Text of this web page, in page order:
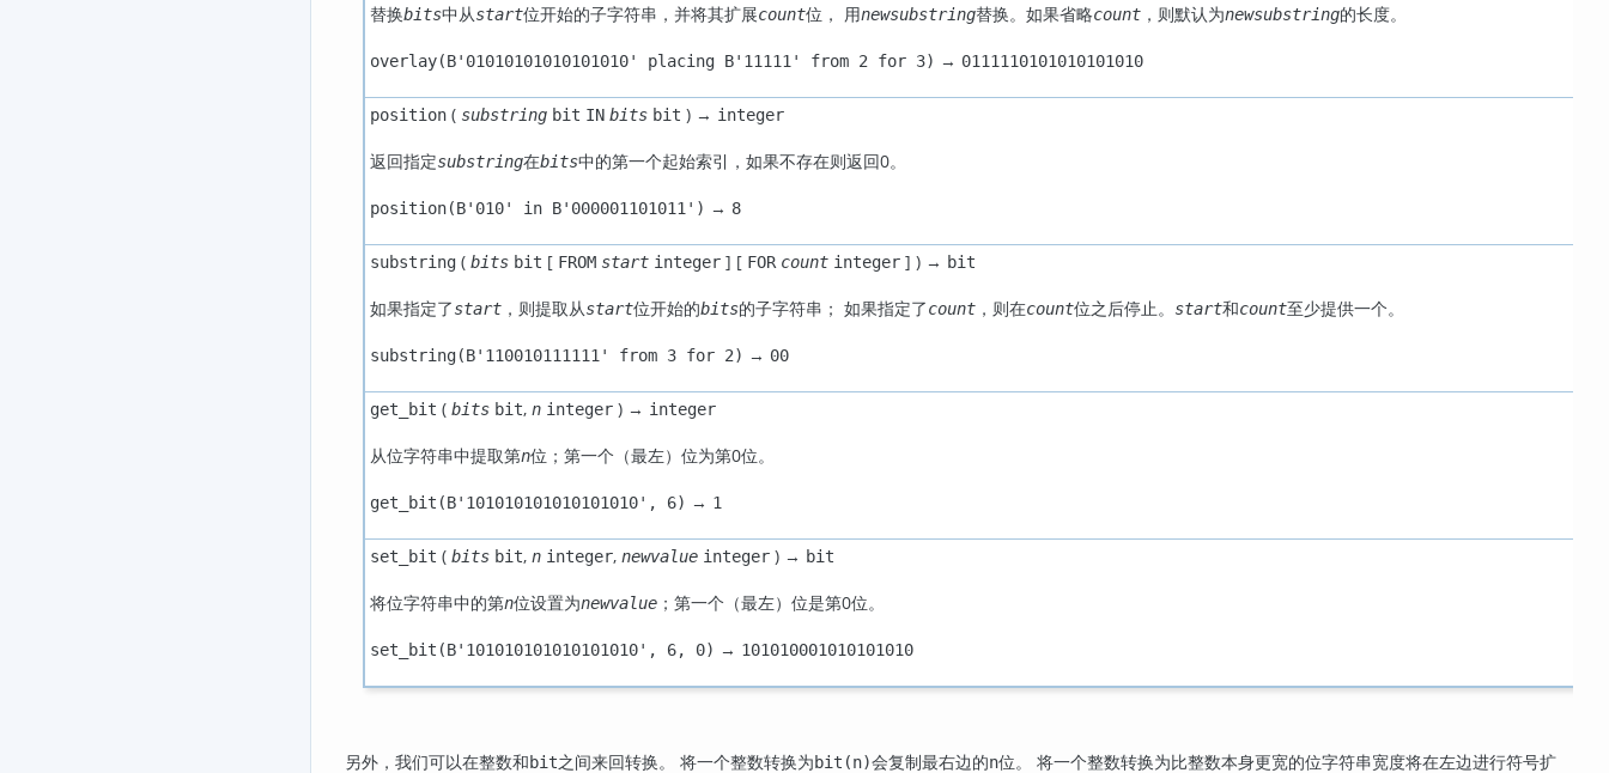
替换bits中从start位开始的子字符串，并将其扩展count位， 用newsubstring替换。如果省略count，则默认为newsubstring的长度。
overlay(B'01010101010101010' placing B'11111' from 2 for 3) → 0111110101010101010
position( substring bit IN bits bit ) → integer
返回指定substring在bits中的第一个起始索引，如果不存在则返回0。
position(B'010' in B'000001101011') → 8
substring( bits bit [ FROM start integer ] [ FOR count integer ] ) → bit
如果指定了start，则提取从start位开始的bits的子字符串； 如果指定了count，则在count位之后停止。 start和count至少提供一个。
substring(B'110010111111' from 3 for 2) → 00
get_bit ( bits bit, n integer) → integer
从位字符串中提取第n位；第一个（最左）位为第0位。
get_bit(B'101010101010101010', 6) → 1
set_bit ( bits bit, n integer, newvalue integer) → bit
将位字符串中的第n位设置为newvalue；第一个（最左）位是第0位。
set_bit(B'101010101010101010', 6, 0) → 101010001010101010
另外，我们可以在整数和bit之间来回转换。 将一个整数转换为bit(n)会复制最右边的n位。 将一个整数转换为比整数本身更宽的位字符串宽度将在左边进行符号扩